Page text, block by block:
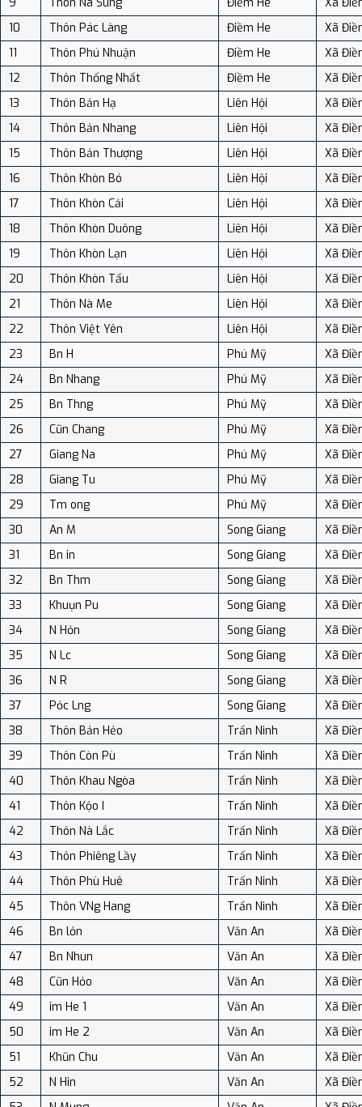
10
Thôn Pác Làng Điềm He
Xã
11
Thôn Phú Nhuận Điềm He
Xã
12
Thôn Thống Nhất Điềm He
Xã
13
Thôn Bản Hạ Liên Hội
Xã
14
Thôn Bản Nhang Liên Hội
Xã
15
Thôn Bản Thượng Liên Hội
Xã
16
Thôn Khòn Bó Liên Hội
Xã
17
Thôn Khòn Cải Liên Hội
Xã
18
Thôn Khòn Duông Liên Hội
Xã
19
Thôn Khòn Lạn Liên Hội
Xã
20
Thôn Khòn Tẩu Liên Hội
Xã
21
Thôn Nà Me Liên Hội
Xã
22
Thôn Việt Yên Liên Hội
Xã
23
Bn H Phú Mỹ
Xã
24
Bn Nhang Phú Mỹ
Xã
25
Bn Thng Phú Mỹ
Xã
26
Cũn Chang Phú Mỹ
Xã
27
Giang Na Phú Mỹ
Xã
28
Giang Tu Phú Mỹ
Xã
29
Tm ong Phú Mỹ
Xã
30
An M Song Giang
Xã
31
Bn in Song Giang
Xã
32
Bn Thm Song Giang
Xã
33
Khuụn Pu Song Giang
Xã
34
N Hỏn Song Giang
Xã
35
N Lc Song Giang
Xã
36
N R Song Giang
Xã
37
Pỏc Lng Song Giang
Xã
38
Thôn Bản Hẻo Trấn Ninh
Xã
39
Thôn Còn Pù Trấn Ninh
Xã
40
Thôn Khau Ngòa Trấn Ninh
Xã
41
Thôn Kộo I Trấn Ninh
Xã
42
Thôn Nà Lắc Trấn Ninh
Xã
43
Thôn Phiêng Lầy Trấn Ninh
Xã
44
Thôn Phù Huê Trấn Ninh
Xã
45
Thôn VNg Hang Trấn Ninh
Xã
46
Bn lỏn Văn An
Xã
47
Bn Nhun Văn An
Xã
48
Cũn Hỏo Văn An
Xã
49
im He 1 Văn An
Xã
50
im He 2 Văn An
Xã
51
Khũn Chu Văn An
Xã
52
N Hin Văn An
Xã